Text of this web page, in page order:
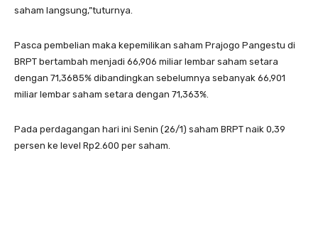
saham langsung,”tuturnya.
Pasca pembelian maka kepemilikan saham Prajogo Pangestu di
BRPT bertambah menjadi 66,906 miliar lembar saham setara
dengan 71,3685% dibandingkan sebelumnya sebanyak 66,901
miliar lembar saham setara dengan 71,363%.
Pada perdagangan hari ini Senin (26/1) saham BRPT naik 0,39
persen ke level Rp2.600 per saham.